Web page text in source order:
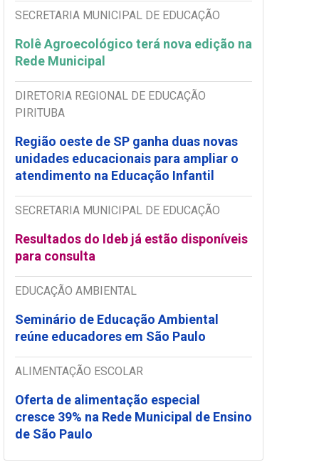
SECRETARIA MUNICIPAL DE EDUCAÇÃO
Rolê Agroecológico terá nova edição na
Rede Municipal
DIRETORIA REGIONAL DE EDUCAÇÃO
PIRITUBA
Região oeste de SP ganha duas novas
unidades educacionais para ampliar o
atendimento na Educação Infantil
SECRETARIA MUNICIPAL DE EDUCAÇÃO
Resultados do Ideb já estão disponíveis
para consulta
EDUCAÇÃO AMBIENTAL
Seminário de Educação Ambiental
reúne educadores em São Paulo
ALIMENTAÇÃO ESCOLAR
Oferta de alimentação especial
cresce 39% na Rede Municipal de Ensino
de São Paulo